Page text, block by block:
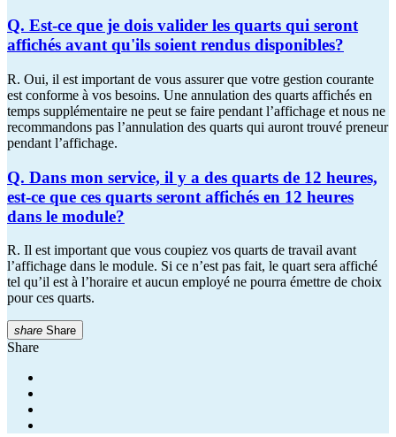
Q. Est-ce que je dois valider les quarts qui seront
affichés avant qu'ils soient rendus disponibles?
R. Oui, il est important de vous assurer que votre gestion courante
est conforme à vos besoins. Une annulation des quarts affichés en
temps supplémentaire ne peut se faire pendant l’affichage et nous ne
recommandons pas l’annulation des quarts qui auront trouvé preneur
pendant l’affichage.
Q. Dans mon service, il y a des quarts de 12 heures,
est-ce que ces quarts seront affichés en 12 heures
dans le module?
R. Il est important que vous coupiez vos quarts de travail avant
l’affichage dans le module. Si ce n’est pas fait, le quart sera affiché
tel qu’il est à l’horaire et aucun employé ne pourra émettre de choix
pour ces quarts.
share Share
Share